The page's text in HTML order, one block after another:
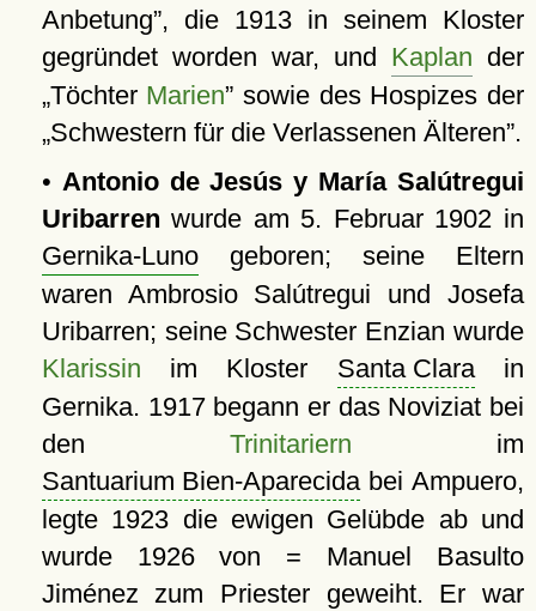
Anbetung , die 1913 in seinem Kloster
gegründet worden war, und Kaplan der
Töchter Marien sowie des Hospizes der
Schwestern für die Verlassenen Älteren .
• Antonio de Jesús y María Salútregui
Uribarren wurde am 5. Februar 1902 in
Gernika-Lunogeboren; seine Eltern
waren Ambrosio Salútregui und Josefa
Uribarren; seine Schwester Enzian wurde
Klarissin im Kloster Santa Clarain
Gernika. 1917 begann er das Noviziat bei
den Trinitariern im
Santuarium Bien-Aparecidabei Ampuero,
legte 1923 die ewigen Gelübde ab und
wurde 1926 von = Manuel Basulto
Jiménez zum Priester geweiht. Er war